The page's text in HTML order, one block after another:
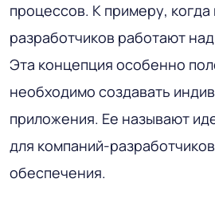
процессов. К примеру, когда
разработчиков работают
Эта концепция особенно
необходимо создавать
приложения. Ее называют
для компаний-
обеспечения.